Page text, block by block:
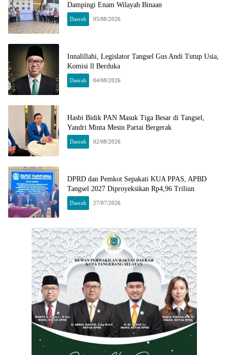
Dampingi Enam Wilayah Binaan
Daerah 05/08/2026
Innalillahi, Legislator Tangsel Gus Andi Tutup Usia,
Komisi ll Berduka
Daerah 04/08/2026
Hasbi Bidik PAN Masuk Tiga Besar di Tangsel,
Yandri Minta Mesin Partai Bergerak
Daerah 02/08/2026
DPRD dan Pemkot Sepakati KUA PPAS, APBD
Tangsel 2027 Diproyeksikan Rp4,96 Triliun
Daerah 27/07/2026